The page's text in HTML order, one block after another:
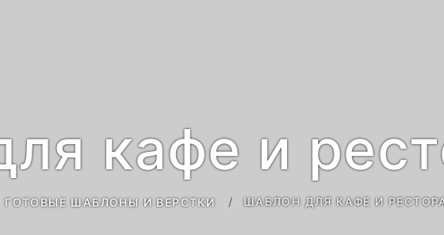
кафе и
ГОТОВЫЕ ШАБЛОНЫ И ВЕРСТКИ ШАБЛОН ДЛЯ КАФЕ И